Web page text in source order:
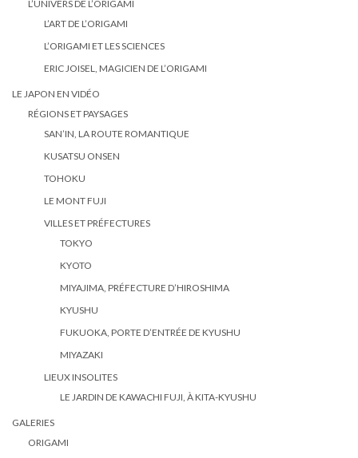
L’UNIVERS DE L’ORIGAMI
L’ART DE L’ORIGAMI
L’ORIGAMI ET LES SCIENCES
ERIC JOISEL, MAGICIEN DE L’ORIGAMI
LE JAPON EN VIDÉO
RÉGIONS ET PAYSAGES
SAN’IN, LA ROUTE ROMANTIQUE
KUSATSU ONSEN
TOHOKU
LE MONT FUJI
VILLES ET PRÉFECTURES
TOKYO
KYOTO
MIYAJIMA, PRÉFECTURE D’HIROSHIMA
KYUSHU
FUKUOKA, PORTE D’ENTRÉE DE KYUSHU
MIYAZAKI
LIEUX INSOLITES
LE JARDIN DE KAWACHI FUJI, À KITA-KYUSHU
GALERIES
ORIGAMI